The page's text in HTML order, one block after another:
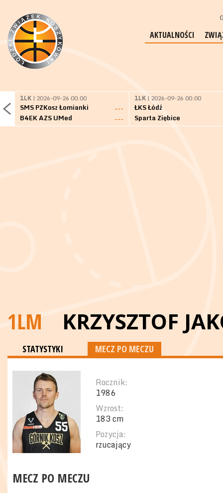
AKTUALNOŚCI
1LK | 2026-09-26 00:00
SMS PZKosz Łomianki
---
B4EK AZS UMed
---
1LK | 2026-09-26 00:00
ŁKS Łódź
Sparta Ziębice
1LM KRZYSZTOF
STATYSTYKI MECZ PO MECZU
Rocznik:
1986
Wzrost:
183 cm
Pozycja:
rzucający
MECZ PO MECZU